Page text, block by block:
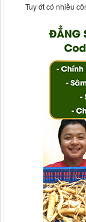
Tuy ớt có nhiều